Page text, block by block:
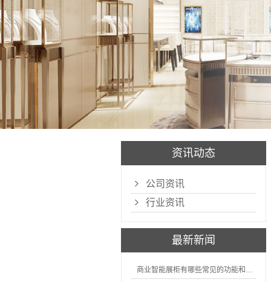
资讯动态
公司资讯
行业资讯
最新新闻
商业智能展柜有哪些常见的功能和神奇之处